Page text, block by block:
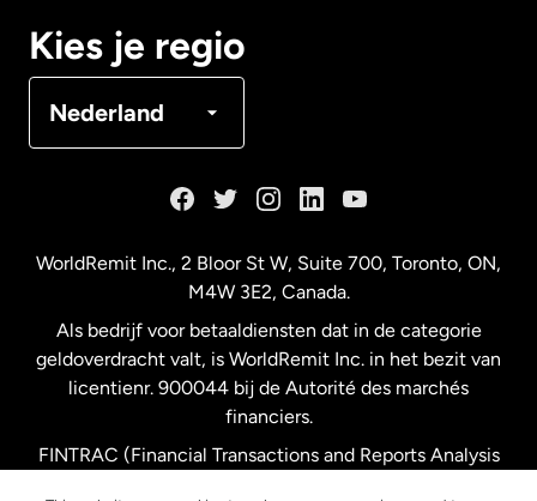
Kies je regio
Nederland
Nederland
Nieuw-Zeeland
WorldRemit Inc., 2 Bloor St W, Suite 700, Toronto, ON,
M4W 3E2, Canada.
Als bedrijf voor betaaldiensten dat in de categorie
geldoverdracht valt, is WorldRemit Inc. in het bezit van
licentienr. 900044 bij de Autorité des marchés
financiers.
FINTRAC (Financial Transactions and Reports Analysis